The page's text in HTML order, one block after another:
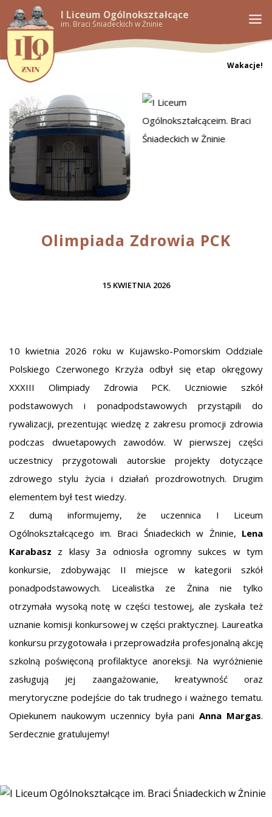
I Liceum Ogólnokształcące
im. Braci Śniadeckich w Żninie
Wakacje!
Olimpiada Zdrowia PCK
15 KWIETNIA 2026
10 kwietnia 2026 roku w Kujawsko-Pomorskim Oddziale
Polskiego Czerwonego Krzyża odbył się etap okręgowy
XXXIII Olimpiady Zdrowia PCK. Uczniowie szkół
podstawowych i ponadpodstawowych przystąpili do
rywalizacji, prezentując wiedzę z zakresu promocji zdrowia
podczas dwuetapowych zawodów. W pierwszej części
uczestnicy przygotowali autorskie projekty dotyczące
zdrowego stylu życia i działań prozdrowotnych. Drugim
elementem był test wiedzy.
Z dumą informujemy, że uczennica I Liceum
Ogólnokształcącego im. Braci Śniadeckich w Żninie, Lena
Karabasz z klasy 3a odniosła ogromny sukces w tym
konkursie, zdobywając II miejsce w kategorii szkół
ponadpodstawowych. Licealistka ze Żnina nie tylko
otrzymała wysoką notę w części testowej, ale zyskała też
uznanie komisji konkursowej w części praktycznej. Laureatka
konkursu przygotowała i przeprowadziła profesjonalną akcję
szkolną poświęconą profilaktyce anoreksji. Na wyróżnienie
zasługują jej zaangażowanie, kreatywność oraz
merytoryczne podejście do tak trudnego i ważnego tematu.
Opiekunem naukowym uczennicy była paniAnna Margas.
Serdecznie gratulujemy!